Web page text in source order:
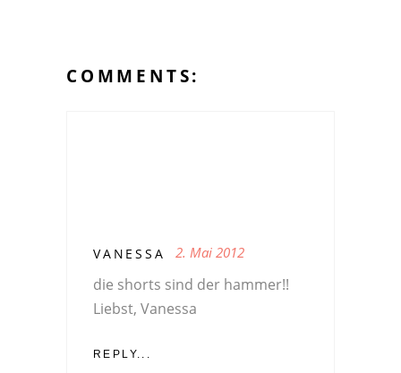
COMMENTS:
VANESSA 2. Mai 2012
die shorts sind der hammer!!
Liebst, Vanessa
REPLY...